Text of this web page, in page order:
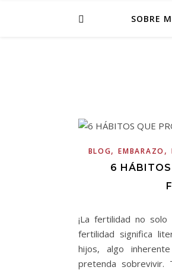
SOBRE
BLOG,EMBARAZO ,
6 HÁBITOS
¡La fertilidad no
fertilidad significa
hijos, algo
pretenda